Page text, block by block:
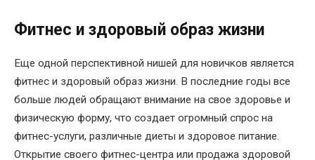
Фитнес и здоровый образ жизни
Еще одной перспективной нишей для новичков является
фитнес и здоровый образ жизни. В последние годы все
больше людей обращают внимание на свое здоровье и
физическую форму, что создает огромный спрос на
фитнес-услуги, различные диеты и здоровое питание.
Открытие своего фитнес-центра или продажа здоровой